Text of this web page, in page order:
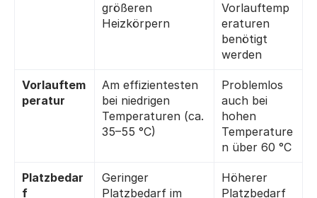
größeren
Heizkörpern
Vorlauftemp
eraturen
benötigt
werden
Vorlauftem
peratur
Am effizientesten
bei niedrigen
Temperaturen (ca.
35–55 °C)
Problemlos
auch bei
hohen
Temperature
n über 60 °C
Platzbedar
f
Geringer
Platzbedarf im
Höherer
Platzbedarf